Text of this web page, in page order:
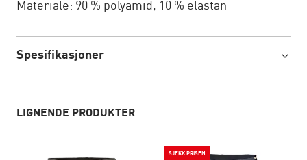
Materiale: 90 % polyamid, 10 % elastan
Spesifikasjoner
LIGNENDE PRODUKTER
SJEKK PRISEN